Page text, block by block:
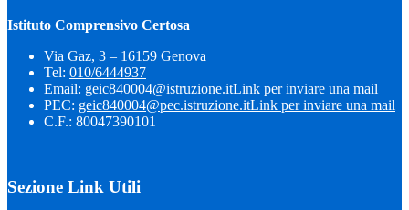
Istituto Comprensivo Certosa
Via Gaz, 3 – 16159 Genova
Tel: 010/6444937
Email: geic840004@istruzione.itLink per inviare una mail
PEC: geic840004@pec.istruzione.itLink per inviare una mail
C.F.: 80047390101
Sezione Link Utili